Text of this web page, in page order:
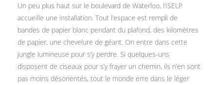
Un peu plus haut sur le boulevard de Waterloo, l’ISELP
accueille une installation. Tout l’espace est rempli de
bandes de papier blanc pendant du plafond, des kilomètres
de papier, une chevelure de géant. On entre dans cette
jungle lumineuse pour s’y perdre. Si quelques-uns
disposent de ciseaux pour s’y frayer un chemin, ils n’en sont
pas moins désorientés, tout le monde erre dans le léger